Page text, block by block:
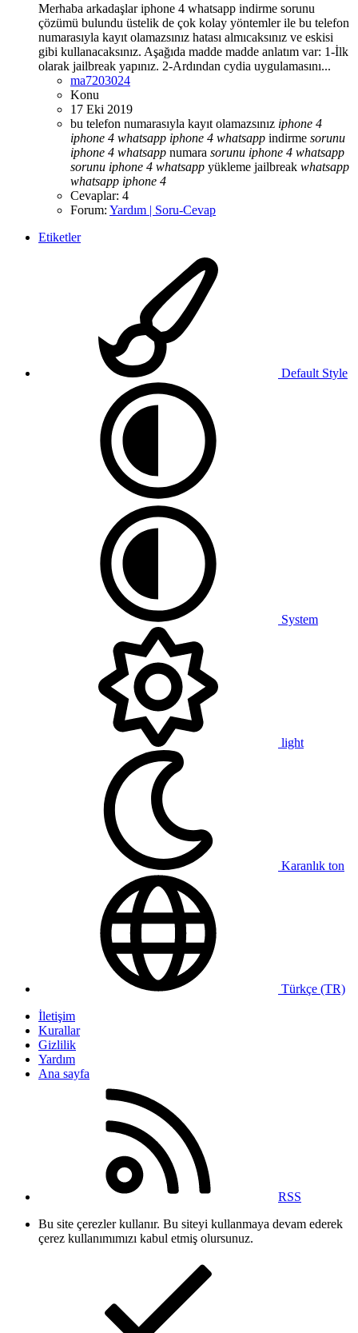
Merhaba arkadaşlar iphone 4 whatsapp indirme sorunu
çözümü bulundu üstelik de çok kolay yöntemler ile bu telefon
numarasıyla kayıt olamazsınız hatası almıcaksınız ve eskisi
gibi kullanacaksınız. Aşağıda madde madde anlatım var: 1-İlk
olarak jailbreak yapınız. 2-Ardından cydia uygulamasını...
ma7203024
Konu
17 Eki 2019
bu telefon numarasıyla kayıt olamazsınız iphone 4
iphone 4 whatsapp iphone 4 whatsapp indirme sorunu
iphone 4 whatsapp numara sorunu iphone 4 whatsapp
sorunu iphone 4 whatsapp yükleme jailbreak whatsapp
whatsapp iphone 4
Cevaplar: 4
Forum: Yardım | Soru-Cevap
Etiketler
Default Style
System
light
Karanlık ton
Türkçe (TR)
İletişim
Kurallar
Gizlilik
Yardım
Ana sayfa
RSS
Bu site çerezler kullanır. Bu siteyi kullanmaya devam ederek
çerez kullanımımızı kabul etmiş olursunuz.